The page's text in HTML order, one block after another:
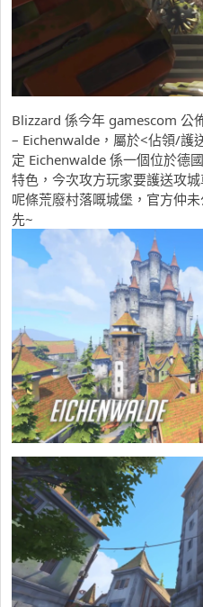
Blizzard 係今年 gamescom 公
– Eichenwalde，屬於<佔領/護
定 Eichenwalde 係一個位於德
特色，今次攻方玩家要護送攻
呢條荒廢村落嘅城堡，官方仲
先~